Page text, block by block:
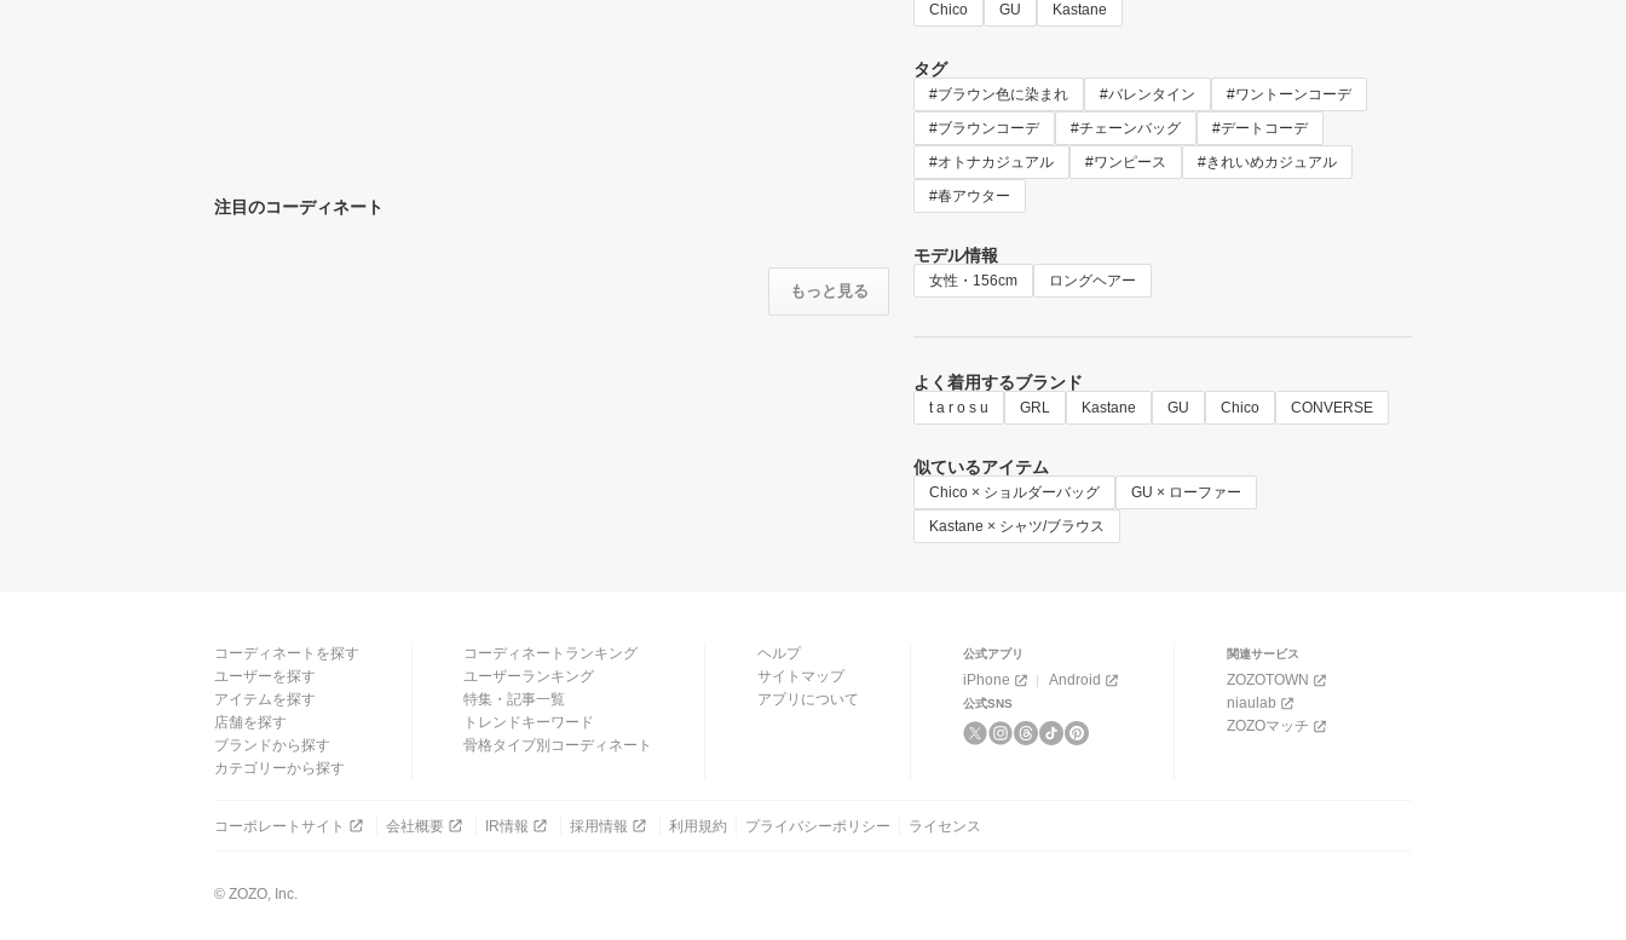
Chico GU Kastane
タグ
#ブラウン色に染まれ #バレンタイン
#ワントーンコーデ
#ブラウンコーデ
#チェーンバッグ
#デートコーデ
#オトナカジュアル
#ワンピース
#きれいめカジュアル
#春アウター
モデル情報
女性・156cm ロングヘアー
よく着用するブランド
t a r o s u GRL Kastane GU Chico CONVERSE
似ているアイテム
Chico × ショルダーバッグ
GU × ローファー
Kastane × シャツ/ブラウス
注目のコーディネート
もっと見る
コーディネートを探す
ユーザーを探す
アイテムを探す
店舗を探す
ブランドから探す
カテゴリーから探す
コーディネートランキング
ユーザーランキング
特集・記事一覧
トレンドキーワード
骨格タイプ別コーディネート
ヘルプ
サイトマップ
アプリについて
公式アプリ
iPhone Android
公式SNS
関連サービス
ZOZOTOWN
niaulab
ZOZOマッチ
コーポレートサイト 会社概要 IR情報 採用情報 利用規約 プライバシーポリシー ライセンス
© ZOZO, Inc.